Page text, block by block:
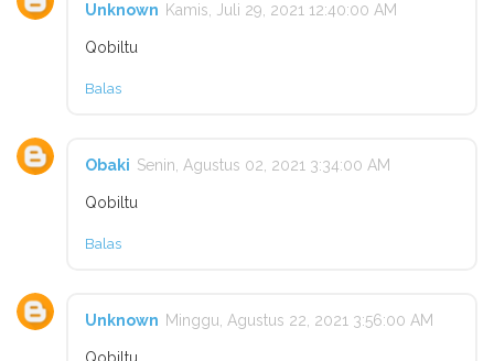
Unknown Kamis, Juli 29, 2021 12:40:00 AM
Qobiltu
Balas
Obaki Senin, Agustus 02, 2021 3:34:00 AM
Qobiltu
Balas
Unknown Minggu, Agustus 22, 2021 3:56:00 AM